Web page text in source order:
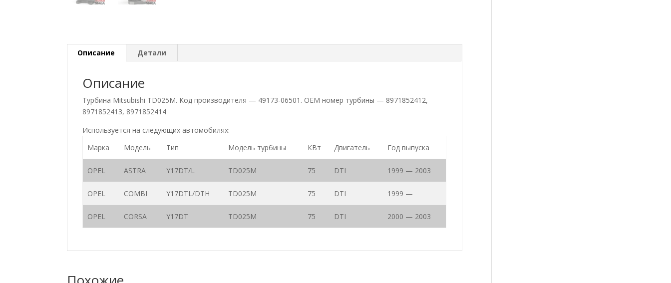
Описание Детали
Описание
Турбина Mitsubishi TD025M. Код производителя — 49173-06501. ОЕМ номер турбины — 8971852412,
8971852413, 8971852414
Используется на следующих автомобилях:
Марка
Модель Тип Модель турбины КВт Двигатель Год выпуска
OPEL ASTRA Y17DT/L TD025M 75 DTI 1999 — 2003
OPEL COMBI Y17DTL/DTH TD025M 75 DTI 1999 —
OPEL CORSA Y17DT TD025M 75 DTI 2000 — 2003